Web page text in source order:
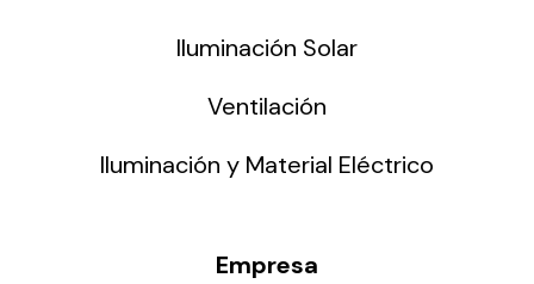
Iluminación Solar
Ventilación
Iluminación y Material Eléctrico
Empresa